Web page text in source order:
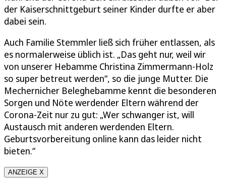
der Kaiserschnittgeburt seiner Kinder durfte er aber
dabei sein.
Auch Familie Stemmler ließ sich früher entlassen, als
es normalerweise üblich ist. „Das geht nur, weil wir
von unserer Hebamme Christina Zimmermann-Holz
so super betreut werden“, so die junge Mutter. Die
Mechernicher Beleghebamme kennt die besonderen
Sorgen und Nöte werdender Eltern während der
Corona-Zeit nur zu gut: „Wer schwanger ist, will
Austausch mit anderen werdenden Eltern.
Geburtsvorbereitung online kann das leider nicht
bieten.“
ANZEIGE X